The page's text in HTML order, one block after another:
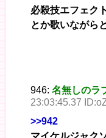
必殺技エフェク
とか歌いながら
946: 名無しのラ
23:03:45.37
>>942
マイケルジャク